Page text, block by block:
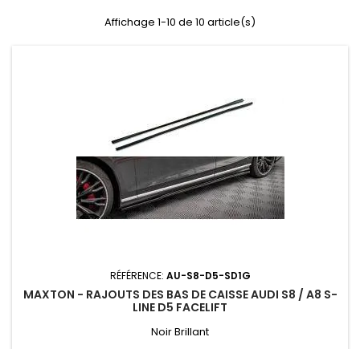
Affichage 1-10 de 10 article(s)
RÉFÉRENCE: AU-S8-D5-SD1G
MAXTON - RAJOUTS DES BAS DE CAISSE AUDI S8 / A8 S-
LINE D5 FACELIFT
Noir Brillant